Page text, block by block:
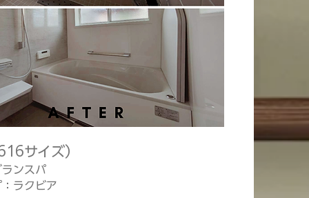
サイズ）
ンスパ
ラクビア